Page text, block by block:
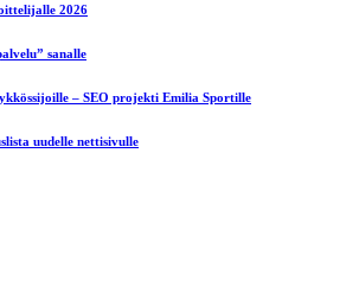
2026
sanalle
– SEO projekti Emilia Sportille
uudelle nettisivulle